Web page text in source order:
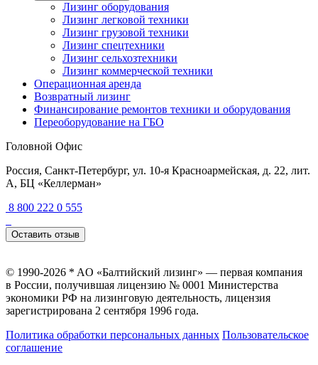
Лизинг оборудования
Лизинг легковой техники
Лизинг грузовой техники
Лизинг спецтехники
Лизинг сельхозтехники
Лизинг коммерческой техники
Операционная аренда
Возвратный лизинг
Финансирование ремонтов техники и оборудования
Переоборудование на ГБО
Головной Офис
Россия, Санкт-Петербург, ул. 10-я Красноармейская, д. 22, лит.
А, БЦ «Келлерман»
8 800 222 0 555
Оставить отзыв
© 1990-2026 * AO «Балтийский лизинг» — первая компания
в России, получившая лицензию № 0001 Министерства
экономики РФ на лизинговую деятельность, лицензия
зарегистрирована 2 сентября 1996 года.
Политика обработки персональных данных Пользовательское
соглашение